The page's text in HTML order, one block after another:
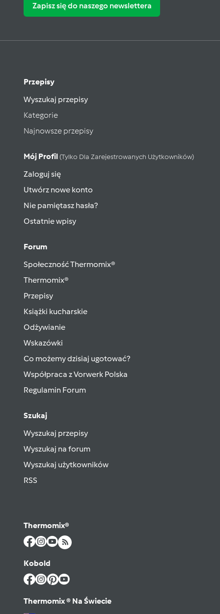
Zapisz się do naszego newslettera
Przepisy
Wyszukaj przepisy
Kategorie
Najnowsze przepisy
Mój Profil (tylko Dla Zarejestrowanych Użytkowników)
Zaloguj się
Utwórz nowe konto
Nie pamiętasz hasła?
Ostatnie wpisy
Forum
Społeczność Thermomix®
Thermomix®
Przepisy
Książki kucharskie
Odżywianie
Wskazówki
Co możemy dzisiaj ugotować?
Współpraca z Vorwerk Polska
Regulamin Forum
Szukaj
Wyszukaj przepisy
Wyszukaj na forum
Wyszukaj użytkowników
RSS
Thermomix®
Kobold
Thermomix ® Na Świecie